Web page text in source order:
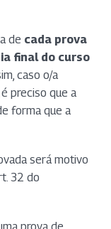
de cada prova
final do curso
caso o/a
preciso que a
forma que a
será motivo
32 do